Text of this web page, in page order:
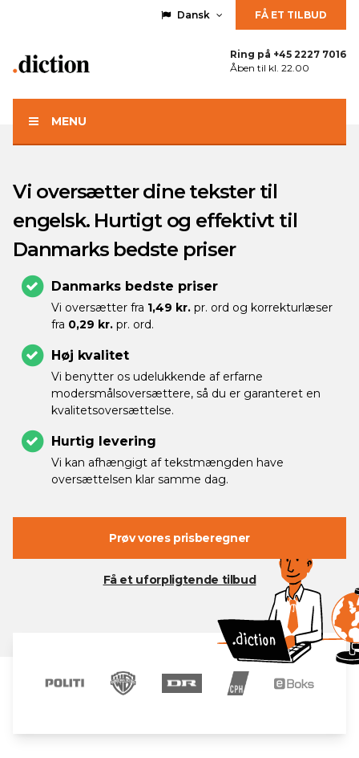
Dansk FÅ ET TILBUD
Ring på +45 2227 7016
Åben til kl. 22.00
MENU
Vi oversætter dine tekster til
engelsk. Hurtigt og effektivt til
Danmarks bedste priser
Danmarks bedste priser
Vi oversætter fra 1,49 kr. pr. ord og korrekturlæser
fra 0,29 kr. pr. ord.
Høj kvalitet
Vi benytter os udelukkende af erfarne
modersmålsoversættere, så du er garanteret en
kvalitetsoversættelse.
Hurtig levering
Vi kan afhængigt af tekstmængden have
oversættelsen klar samme dag.
Prøv vores prisberegner
Få et uforpligtende tilbud